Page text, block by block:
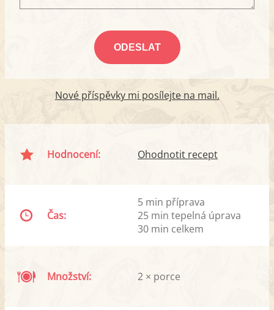
Nové příspěvky mi posílejte na mail.
Hodnocení: Ohodnotit recept
Čas:
5 min příprava
25 min tepelná úprava
30 min celkem
Množství: 2 × porce